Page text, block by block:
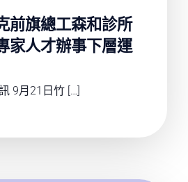
前旗總工森和診所
家人才辦事下層運
9月21日竹 […]